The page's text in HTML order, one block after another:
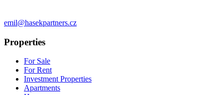
emil@hasekpartners.cz
Properties
For Sale
For Rent
Investment Properties
Apartments